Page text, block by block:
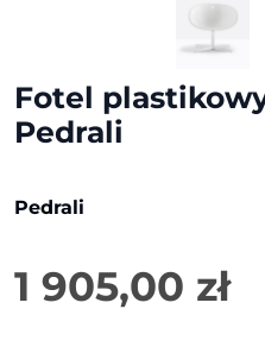
Fotel
Pedrali
Pedrali
1 905,00 zł